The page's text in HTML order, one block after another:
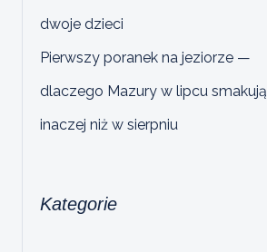
dwoje dzieci
Pierwszy poranek na jeziorze —
dlaczego Mazury w lipcu smakują
inaczej niż w sierpniu
Kategorie